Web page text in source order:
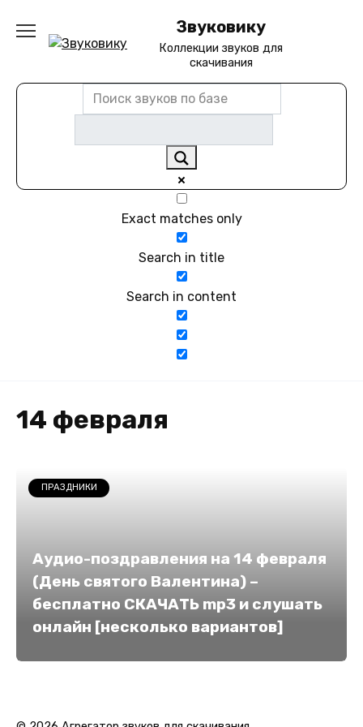
содержанию
Звуковику
Коллекции звуков для
скачивания
Exact matches only
Search in title
Search in content
14 февраля
ПРАЗДНИКИ
Аудио-поздравления на 14 февраля
(День святого Валентина) –
бесплатно СКАЧАТЬ mp3 и слушать
онлайн [несколько вариантов]